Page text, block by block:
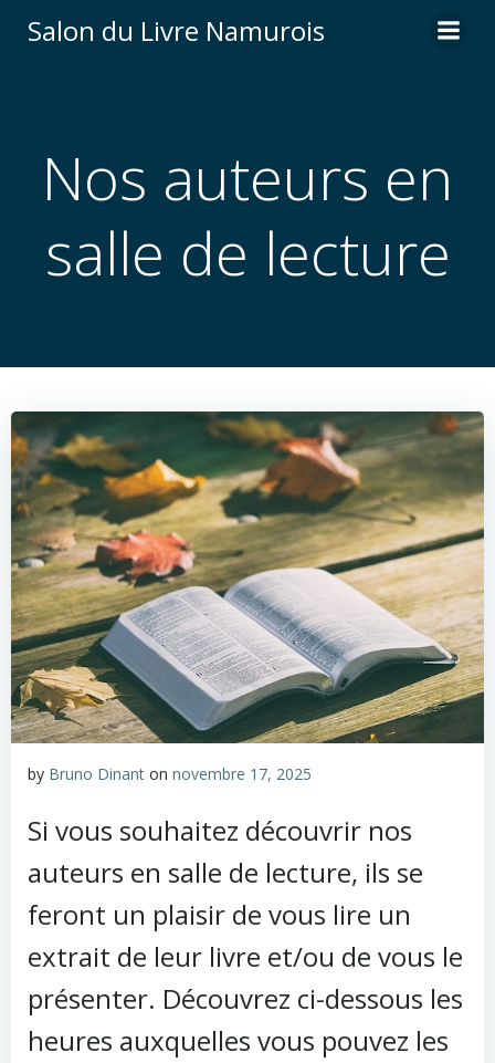
au
Salon du Livre Namurois
Nos auteurs en
salle de lecture
by Bruno Dinant on novembre 17, 2025
Si vous souhaitez découvrir nos
auteurs en salle de lecture, ils se
feront un plaisir de vous lire un
extrait de leur livre et/ou de vous le
présenter. Découvrez ci-dessous les
heures auxquelles vous pouvez les